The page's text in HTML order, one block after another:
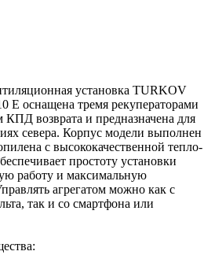
установка TURKOV
E оснащена тремя рекуператорами
КПД возврата и предназначена для
севера. Корпус модели выполнен
с высококачественной тепло-
простоту установки
работу и максимальную
агрегатом можно как с
так и со смартфона или